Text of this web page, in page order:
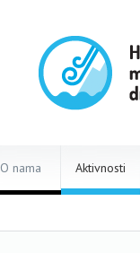
O nama Aktivnosti